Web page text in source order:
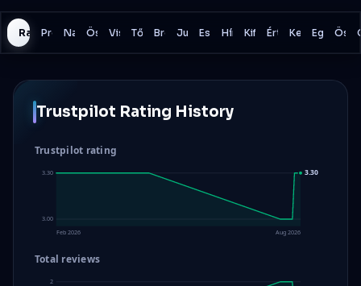
Rating History
ProgramNapi veszteség
Összesített veszteség
Visszaesési modell
Tőkeáttétel
BrókerJutalékok
EszközökHírek kereskedés
Kifizetések
ÉrtékelésKereskedési
Egyéb
Trustpilot Rating History
Trustpilot rating
3.30
3.00
3.30
Feb 2026 Aug 2026
Total reviews
2